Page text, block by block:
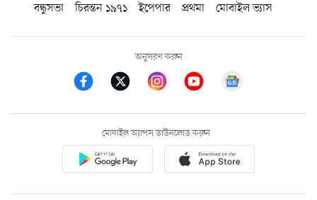
বন্ধুসভা
চিরন্তন ১৯৭১ ইপেপার প্রথমা মোবাইল ভ্যাস
অনুসরণ করুন
মোবাইল অ্যাপস ডাউনলোড করুন